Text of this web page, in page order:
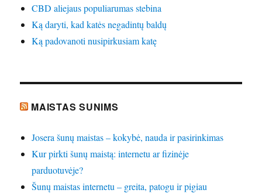
CBD aliejaus populiarumas stebina
Ką daryti, kad katės negadintų baldų
Ką padovanoti nusipirkusiam katę
MAISTAS SUNIMS
Josera šunų maistas – kokybė, nauda ir pasirinkimas
Kur pirkti šunų maistą: internetu ar fizinėje
parduotuvėje?
Šunų maistas internetu – greita, patogu ir pigiau